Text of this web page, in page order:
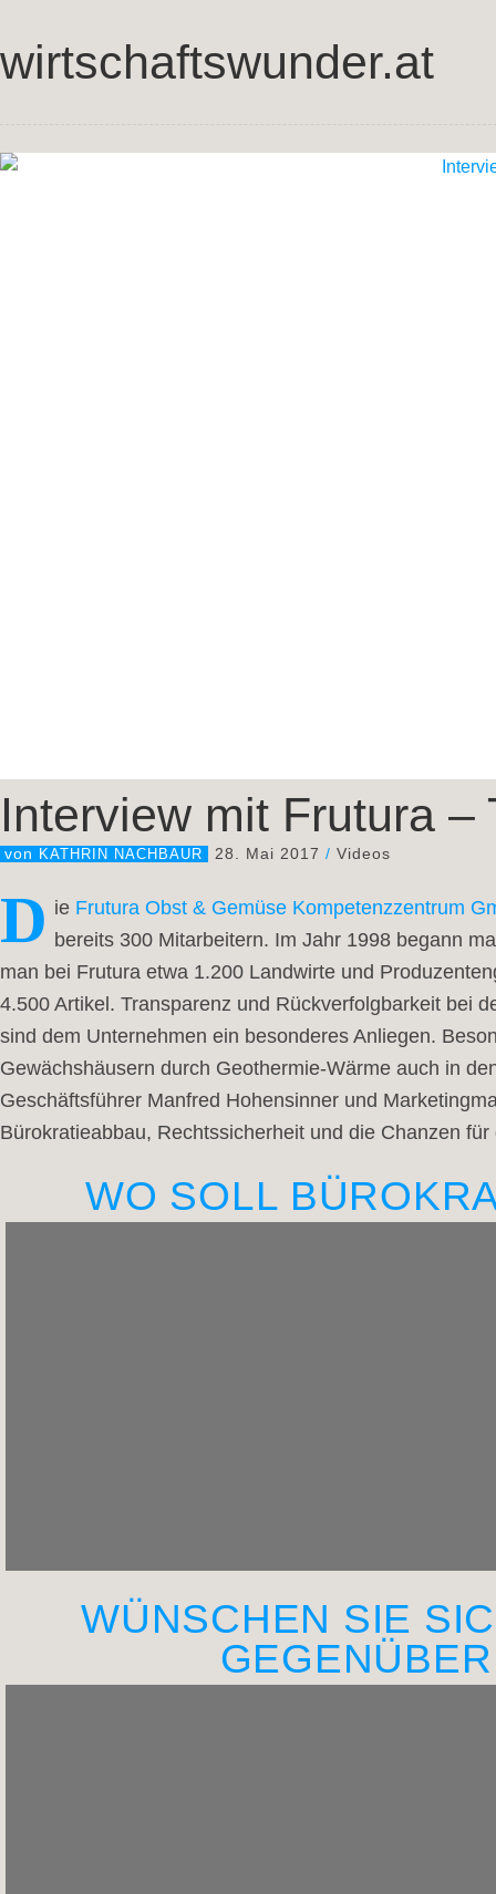
wirtschaftswunder.at
Interview mit Frutura –
von KATHRIN NACHBAUR 28. Mai 2017 / Videos
D ie Frutura Obst & Gemüse Kompetenzzentrum
bereits 300 Mitarbeitern. Im Jahr 1998 begann
man bei Frutura etwa 1.200 Landwirte und
4.500 Artikel. Transparenz und Rückverfolgbarkeit bei
sind dem Unternehmen ein besonderes Anliegen.
Gewächshäusern durch Geothermie-Wärme auch in
Geschäftsführer Manfred Hohensinner und
Bürokratieabbau, Rechtssicherheit und die Chanzen für
WO SOLL
WÜNSCHEN SIE